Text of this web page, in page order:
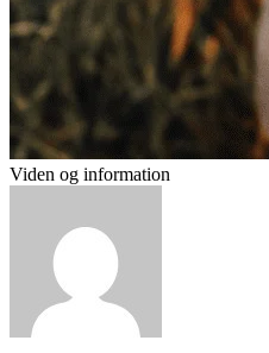
Viden og information